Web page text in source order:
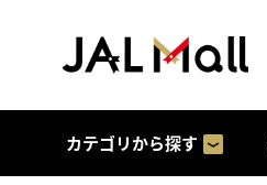
カテゴリから探す